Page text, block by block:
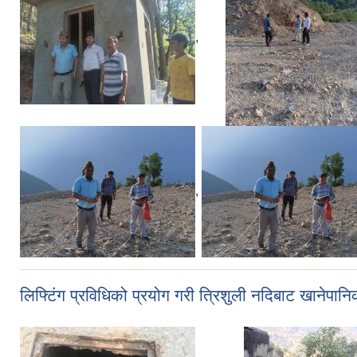
,
,
लिफ्टिंग प्रविधिको प्रयोग गरी त्रिशुली नदिबाट